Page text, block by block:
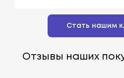
Стать нашим
Отзывы наших